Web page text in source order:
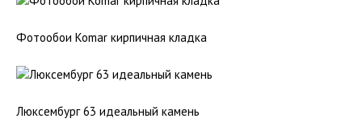
Фотообои Komar кирпичная кладка
Люксембург 63 идеальный камень